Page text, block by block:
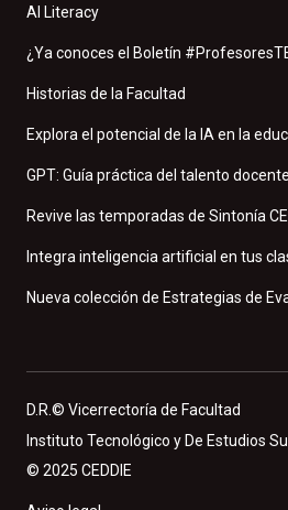
AI Literacy
¿Ya conoces el Boletín
Historias de la Facultad
Explora el potencial de la IA en la
GPT: Guía práctica del talento docente
Revive las temporadas de Sintonía
Integra inteligencia artificial en tus
Nueva colección de Estrategias de
D.R.© Vicerrectoría de Facultad
Instituto Tecnológico y De Estudios
© 2025 CEDDIE